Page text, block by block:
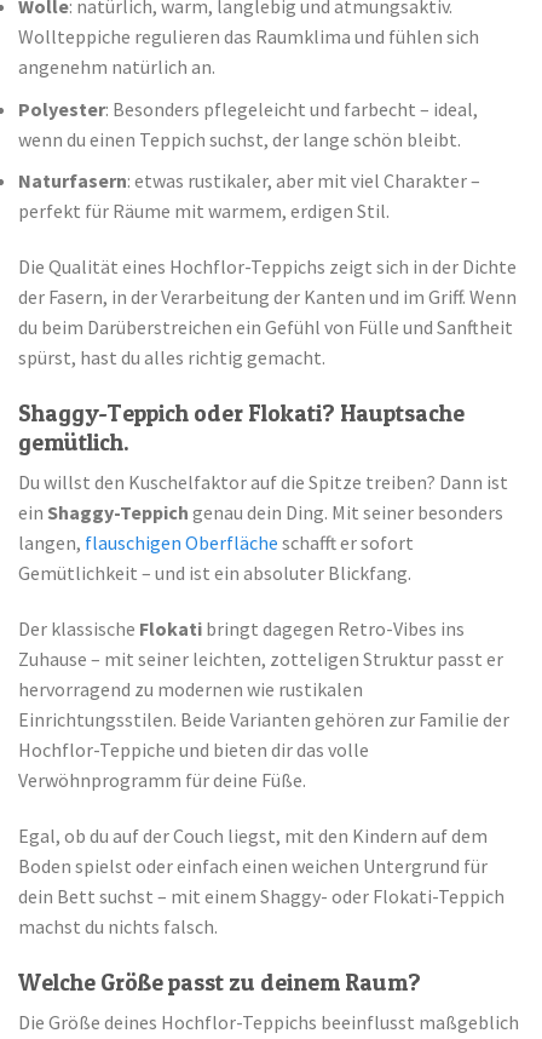
Wolle: natürlich, warm, langlebig und atmungsaktiv.
Wollteppiche regulieren das Raumklima und fühlen sich
angenehm natürlich an.
Polyester: Besonders pflegeleicht und farbecht – ideal,
wenn du einen Teppich suchst, der lange schön bleibt.
Naturfasern: etwas rustikaler, aber mit viel Charakter –
perfekt für Räume mit warmem, erdigen Stil.
Die Qualität eines Hochflor-Teppichs zeigt sich in der Dichte
der Fasern, in der Verarbeitung der Kanten und im Griff. Wenn
du beim Darüberstreichen ein Gefühl von Fülle und Sanftheit
spürst, hast du alles richtig gemacht.
Shaggy-Teppich oder Flokati? Hauptsache
gemütlich.
Du willst den Kuschelfaktor auf die Spitze treiben? Dann ist
ein Shaggy-Teppich genau dein Ding. Mit seiner besonders
langen, flauschigen Oberfläche schafft er sofort
Gemütlichkeit – und ist ein absoluter Blickfang.
Der klassische Flokati bringt dagegen Retro-Vibes ins
Zuhause – mit seiner leichten, zotteligen Struktur passt er
hervorragend zu modernen wie rustikalen
Einrichtungsstilen. Beide Varianten gehören zur Familie der
Hochflor-Teppiche und bieten dir das volle
Verwöhnprogramm für deine Füße.
Egal, ob du auf der Couch liegst, mit den Kindern auf dem
Boden spielst oder einfach einen weichen Untergrund für
dein Bett suchst – mit einem Shaggy- oder Flokati-Teppich
machst du nichts falsch.
Welche Größe passt zu deinem Raum?
Die Größe deines Hochflor-Teppichs beeinflusst maßgeblich